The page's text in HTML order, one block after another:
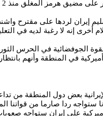
إيران لردها على مقترح
أخرى إنه لا رغبة لديه في
الجوفضائية في الحرس
في المنطقة وأنهم
بعض دول المنطقة من
ستواجه ردا صارما من قواتنا
على إيران ستواجه